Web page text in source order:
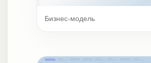
Бизнес-модель